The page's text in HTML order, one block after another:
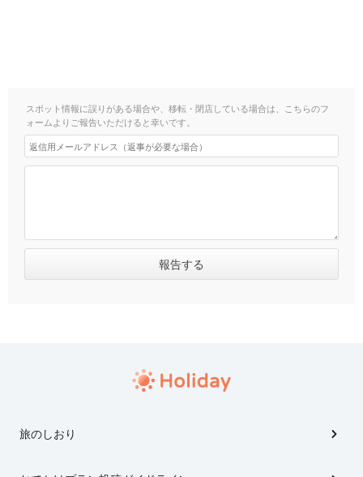
スポット情報に誤りがある場合や、移転・閉店している場合は、こちらのフ
ォームよりご報告いただけると幸いです。
旅のしおり